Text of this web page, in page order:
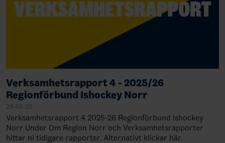
Verksamhetsrapport 4 - 2025/26
Regionförbund Ishockey Norr
26-05-22
Verksamhetsrapport 4 2025-26 Regionförbund Ishockey
Norr Under Om Region Norr och Verksamhetsrapporter
hittar ni tidigare rapporter. Alternativt klickar här.